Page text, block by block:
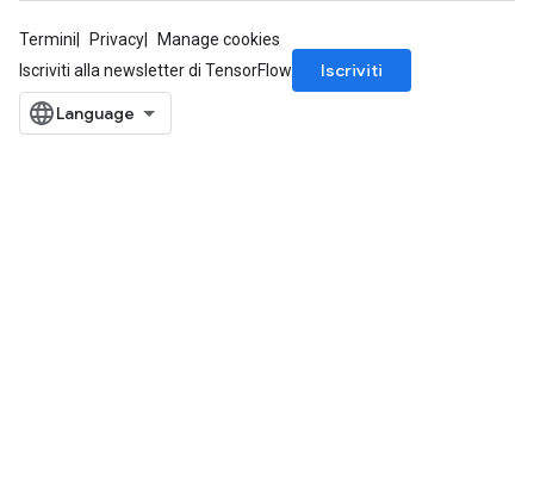
Termini Privacy
Manage cookies
Iscriviti alla newsletter di TensorFlow
Iscriviti